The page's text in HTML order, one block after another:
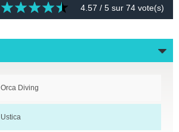
4.57 / 5 sur 74 vote(s)
Orca Diving
Ustica